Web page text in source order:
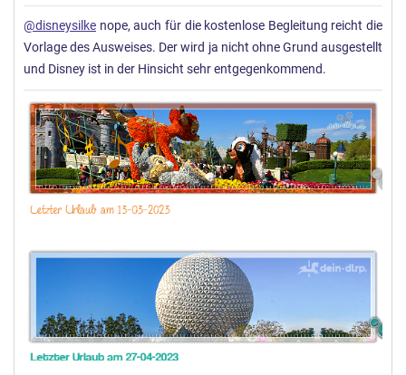
@disneysilke nope, auch für die kostenlose Begleitung reicht die
Vorlage des Ausweises. Der wird ja nicht ohne Grund ausgestellt
und Disney ist in der Hinsicht sehr entgegenkommend.